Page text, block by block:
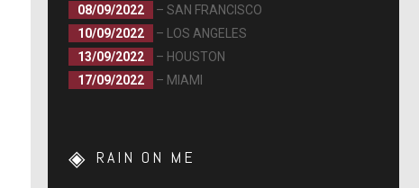
08/09/2022
– SAN FRANCISCO
10/09/2022
– LOS ANGELES
13/09/2022
– HOUSTON
17/09/2022
– MIAMI
RAIN ON ME